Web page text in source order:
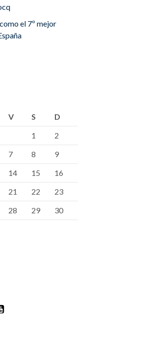
el 7º mejor
V S
D
1
2
7 8
9
14 15
16
21 22
23
28 29
30